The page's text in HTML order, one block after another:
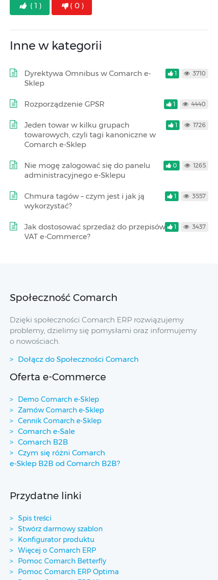
( 1 ) ( 0 )
Inne w kategorii
Dyrektywa Omnibus w Comarch e-
Sklep
1 3710
Rozporządzenie GPSR 1 4440
Jeden towar w kilku grupach
towarowych, czyli tagi kanoniczne w
Comarch e-Sklep
1 1726
Nie mogę zalogować się do panelu
administracyjnego e-Sklepu
0 1265
Chmura tagów – czym jest i jak ją
wykorzystać?
1 3557
Jak dostosować sprzedaż do przepisów
VAT e-Commerce?
1 3437
Społeczność Comarch
Dzięki społeczności Comarch ERP rozwiązujemy
problemy, dzielimy się pomysłami oraz informujemy
o nowościach.
Dołącz do Społeczności Comarch
Oferta e-Commerce
Demo Comarch e-Sklep
Zamów Comarch e-Sklep
Cennik Comarch e-Sklep
Comarch e-Sale
Comarch B2B
Czym się różni Comarch
e-Sklep B2B od Comarch B2B?
Przydatne linki
Spis treści
Stwórz darmowy szablon
Konfigurator produktu
Więcej o Comarch ERP
Pomoc Comarch Betterfly
Pomoc Comarch ERP Optima